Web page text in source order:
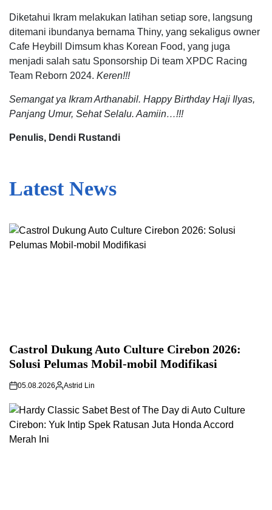
Diketahui Ikram melakukan latihan setiap sore, langsung
ditemani ibundanya bernama Thiny, yang sekaligus owner
Cafe Heybill Dimsum khas Korean Food, yang juga
menjadi salah satu Sponsorship Di team XPDC Racing
Team Reborn 2024. Keren!!!
Semangat ya Ikram Arthanabil. Happy Birthday Haji Ilyas,
Panjang Umur, Sehat Selalu. Aamiin…!!!
Penulis, Dendi Rustandi
Latest News
Castrol Dukung Auto Culture Cirebon 2026:
Solusi Pelumas Mobil-mobil Modifikasi
05.08.2026 Astrid Lin